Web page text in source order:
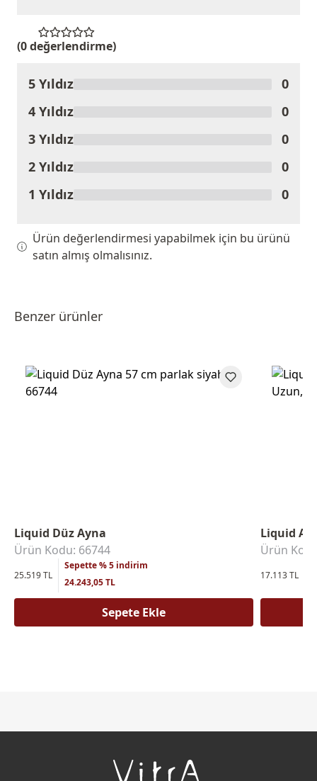
(0 değerlendirme)
Ürünü Değerlendir
5 Yıldız
0
4 Yıldız
0
3 Yıldız
0
2 Yıldız
0
1 Yıldız
0
Ürün değerlendirmesi yapabilmek için bu ürünü
satın almış olmalısınız.
Benzer ürünler
Liquid Düz Ayna
Ürün Kodu: 66744
25.519 TL
Sepette % 5 indirim
24.243,05 TL
Sepete Ekle
Liquid
Ürün
17.113 TL